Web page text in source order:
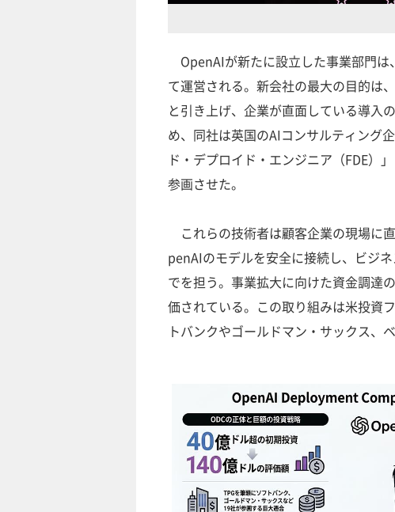
OpenAIが新たに設立した事業部門は
て運営される。新会社の最大の目的は
と引き上げ、企業が直面している導入
め、同社は英国のAIコンサルティング
ド・デプロイド・エンジニア（FDE）
参画させた。
これらの技術者は顧客企業の現場に
penAIのモデルを安全に接続し、ビジ
でを担う。事業拡大に向けた資金調達
価されている。この取り組みは米投資
トバンクやゴールドマン・サックス、